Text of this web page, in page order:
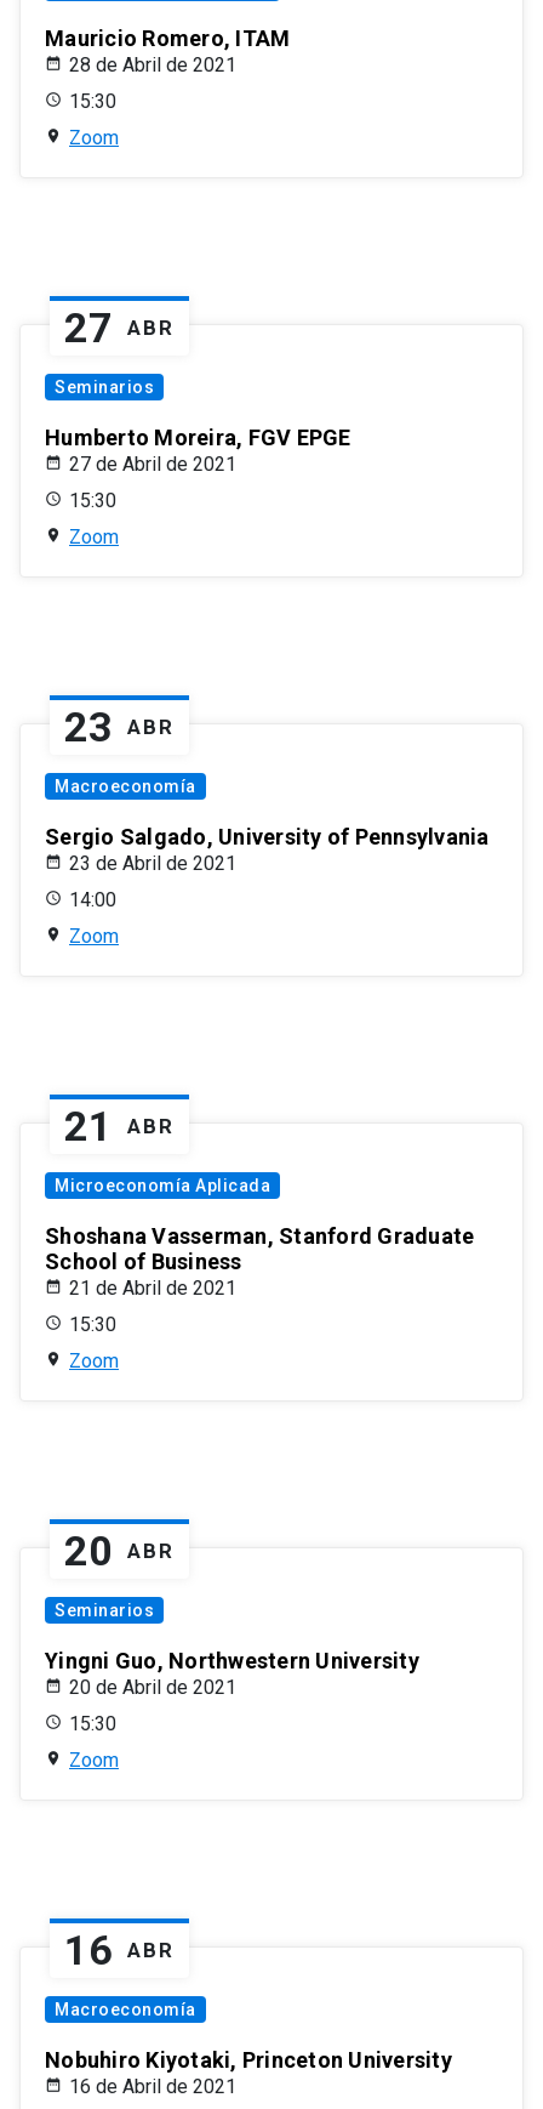
Mauricio Romero, ITAM
28 de Abril de 2021
15:30
Zoom
27 ABR
Seminarios
Humberto Moreira, FGV EPGE
27 de Abril de 2021
15:30
Zoom
23 ABR
Macroeconomía
Sergio Salgado, University of Pennsylvania
23 de Abril de 2021
14:00
Zoom
21 ABR
Microeconomía Aplicada
Shoshana Vasserman, Stanford Graduate
School of Business
21 de Abril de 2021
15:30
Zoom
20 ABR
Seminarios
Yingni Guo, Northwestern University
20 de Abril de 2021
15:30
Zoom
16 ABR
Macroeconomía
Nobuhiro Kiyotaki, Princeton University
16 de Abril de 2021